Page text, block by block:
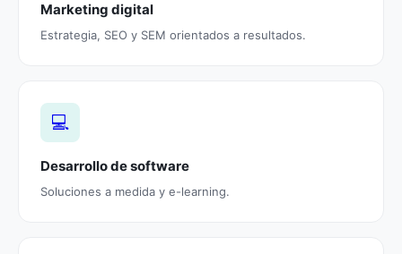
Marketing digital
Estrategia, SEO y SEM orientados a resultados.
💻
Desarrollo de software
Soluciones a medida y e-learning.